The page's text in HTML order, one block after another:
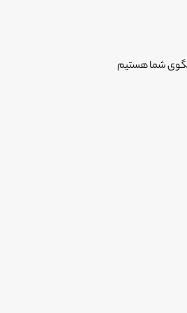
شما هستیم